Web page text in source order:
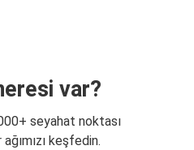
var?
seyahat noktası
keşfedin.